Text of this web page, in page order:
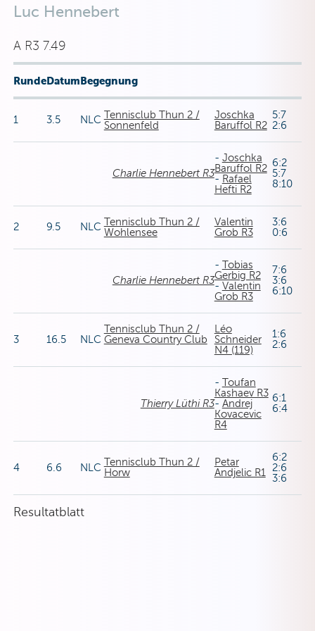
Luc Hennebert
A R3 7.49
RundeDatumBegegnung
1 3.5 NLCTennisclub Thun 2 /
Sonnenfeld
Joschka
Baruffol R2
5:7
2:6
Charlie Hennebert R3
- Joschka
Baruffol R2
- Rafael
Hefti R2
6:2
5:7
8:10
2 9.5 NLCTennisclub Thun 2 /
Wohlensee
Valentin
Grob R3
3:6
0:6
Charlie Hennebert R3
- Tobias
Gerbig R2
- Valentin
Grob R3
7:6
3:6
6:10
3 16.5 NLC
Tennisclub Thun 2 /
Geneva Country Club
Léo
Schneider
N4 (119)
1:6
2:6
Thierry Lüthi R3
- Toufan
Kashaev R3
- Andrej
Kovacevic
R4
6:1
6:4
4 6.6 NLCTennisclub Thun 2 /
Horw
Petar
Andjelic R1
6:2
2:6
3:6
Resultatblatt